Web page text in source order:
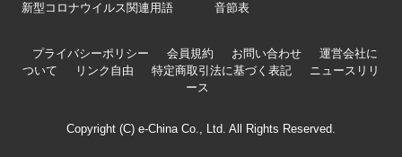
新型コロナウイルス関連用語 音節表
プライバシーポリシー 会員規約 お問い合わせ
運営会社に
ついて
リンク自由 特定商取引法に基づく表記
ニュースリリ
ース
Copyright (C) e-China Co., Ltd. All Rights Reserved.